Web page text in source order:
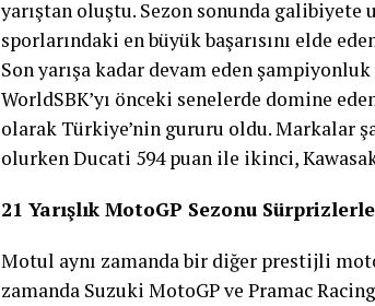
yarıştan oluştu. Sezon sonunda
sporlarındaki en büyük başarısını elde
Son yarışa kadar devam eden
WorldSBK’yı önceki senelerde domine
olarak Türkiye’nin gururu oldu. Markalar
olurken Ducati 594 puan ile ikinci,
21 Yarışlık MotoGP Sezonu
Motul aynı zamanda bir diğer prestijli
zamanda Suzuki MotoGP ve Pramac